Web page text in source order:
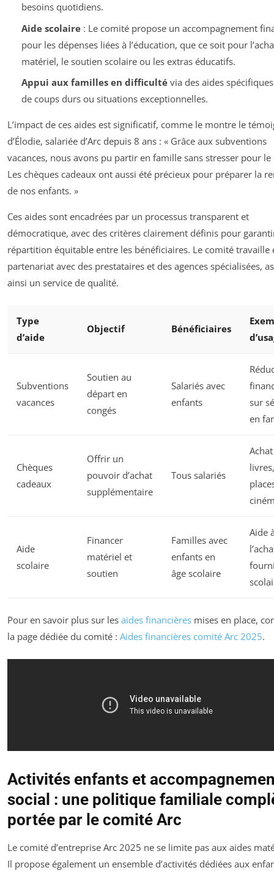
besoins quotidiens.
Aide scolaire: Le comité propose un accompagnement
pour les dépenses liées à l’éducation, que ce soit pour
matériel, le soutien scolaire ou les extras éducatifs.
Appui aux familles en difficultévia des aides
de coups durs ou situations exceptionnelles.
L’impact de ces aides est significatif, comme le montre le
d’Élodie, salariée d’Arc depuis 8 ans : « Grâce aux subventions
vacances, nous avons pu partir en famille sans stresser pour le
Les chèques cadeaux ont aussi été précieux pour préparer la
de nos enfants. »
Ces aides sont encadrées par un processus transparent et
démocratique, avec des critères clairement définis pour
répartition équitable entre les bénéficiaires. Le comité travaille
partenariat avec des prestataires et des agences spécialisées,
ainsi un service de qualité.
Type
d’aide
Objectif Bénéficiaires
Subventions
vacances
Soutien au
départ en
congés
Salariés avec
enfants
sur
en
Chèques
cadeaux
Offrir un
pouvoir d’achat
supplémentaire
Tous salariés
livres,
Aide
scolaire
Financer
matériel et
soutien
Familles avec
enfants en
âge scolaire
Aide
Pour en savoir plus sur les aides financières mises en place,
la page dédiée du comité : Aides financières comité Arc 2025.
Activités enfants et
social : une politique familiale
portée par le comité Arc
Le comité d’entreprise Arc 2025 ne se limite pas aux aides
Il propose également un ensemble d’activités dédiées aux